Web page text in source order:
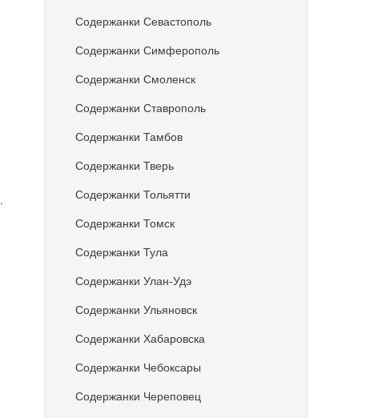
Содержанки Севастополь
Содержанки Симферополь
Содержанки Смоленск
Содержанки Ставрополь
Содержанки Тамбов
Содержанки Тверь
Содержанки Тольятти
Содержанки Томск
Содержанки Тула
Содержанки Улан-Удэ
Содержанки Ульяновск
Содержанки Хабаровска
Содержанки Чебоксары
Содержанки Череповец